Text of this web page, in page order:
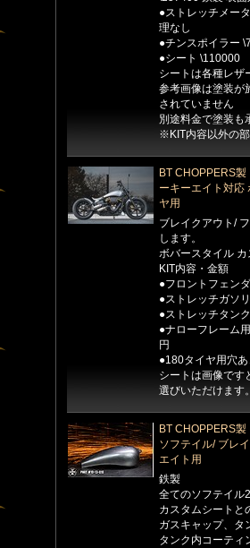
●ストレッチメー
理なし
●チンスポイラー
●シート \110000
シートは各種レザ
参考画像は塗装が
されていません
別途料金で塗装も
※KIT内容以外の
BT CHOPPERS
ーキーエイト対応
ヤ用
ブレイクアウト/
します。
ボバースタイル
KIT内容・金額
●フロントフェン
●ストレッチガソ
●ストレッチタン
●ナローフレーム
円
●180タイヤ用穴
シートは画像です
選びいただけます
BT CHOPPERS
ソフテイル/ ブレ
エイト用
鉄製
全てのソフテイル
カスタムシートと
ガスキャップ、タ
タンク内コーティ